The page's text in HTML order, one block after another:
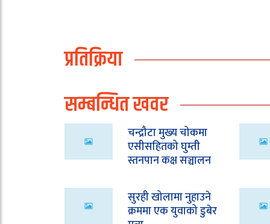
प्रतिक्रिया
सम्बन्धित खवर
चन्द्रौटा मुख्य चोकमा
एसीसहितको घुम्ती
स्तनपान कक्ष सञ्चालन
सुरही खोलामा नुहाउने
क्रममा एक युवाको डुबेर